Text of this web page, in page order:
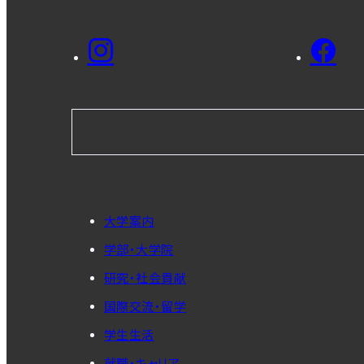
大学案内
学部・大学院
研究・社会貢献
国際交流・留学
学生生活